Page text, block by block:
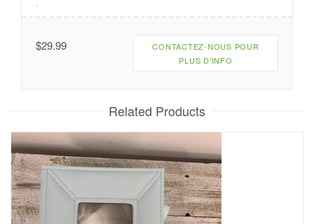
.
$29.99
CONTACTEZ-NOUS POUR
PLUS D'INFO
Related Products